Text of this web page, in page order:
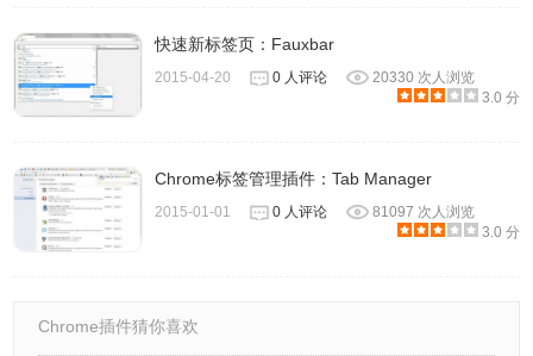
快速新标签页：Fauxbar
2015-04-20 0 人评论
20330 次人浏览
3.0 分
Chrome标签管理插件：Tab Manager
2015-01-01 0 人评论
81097 次人浏览
3.0 分
Chrome插件猜你喜欢